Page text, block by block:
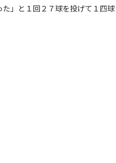
」と１回２７球を投げて１四球